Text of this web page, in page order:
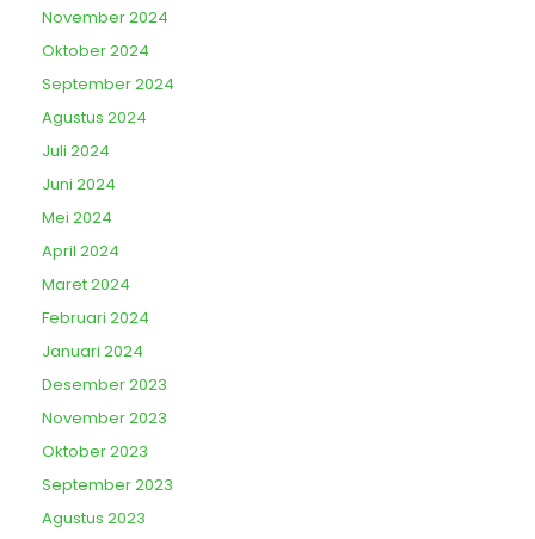
November 2024
Oktober 2024
September 2024
Agustus 2024
Juli 2024
Juni 2024
Mei 2024
April 2024
Maret 2024
Februari 2024
Januari 2024
Desember 2023
November 2023
Oktober 2023
September 2023
Agustus 2023